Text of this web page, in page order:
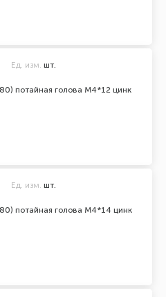
потайная голова М4*12 цинк
Ед. изм. шт.
потайная голова М4*14 цинк
Ед. изм. шт.